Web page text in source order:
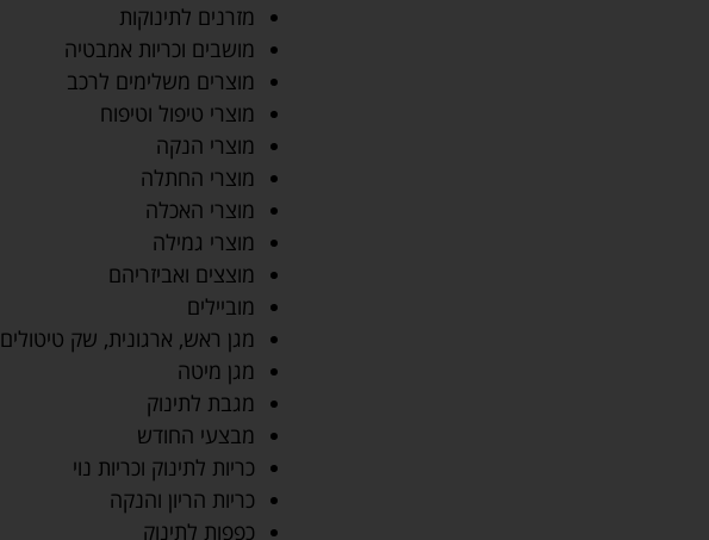
מזרנים לתינוקות
מושבים וכריות אמבטיה
מוצרים משלימים לרכב
מוצרי טיפול וטיפוח
מוצרי הנקה
מוצרי החתלה
מוצרי האכלה
מוצרי גמילה
מוצצים ואביזריהם
מוביילים
מגן ראש, ארגונית, שק טיטולים
מגן מיטה
מגבת לתינוק
מבצעי החודש
כריות לתינוק וכריות נוי
כריות הריון והנקה
כפפות לתינוק